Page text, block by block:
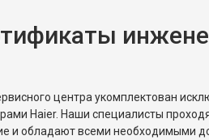
реле
центра укомплектован
Haier. Наши специалисты
и обладают всеми необходимыми